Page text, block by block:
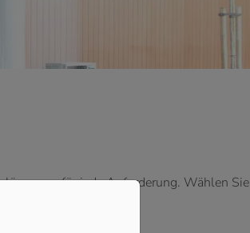
für jede Anforderung. Wählen Sie
Lösungen: